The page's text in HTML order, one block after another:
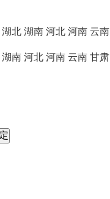
湖北 湖南 河北 河南 云南
湖南 河北 河南 云南 甘肃